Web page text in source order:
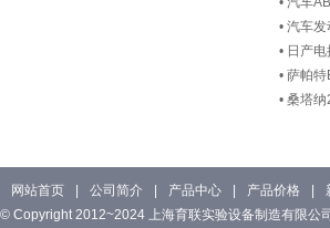
• 汽车发
• 日产
• 萨帕特
• 桑塔纳
网站首页 公司简介 产品中心 产品价格
© Copyright 2012~2024 上海育联实验设备制造有限公